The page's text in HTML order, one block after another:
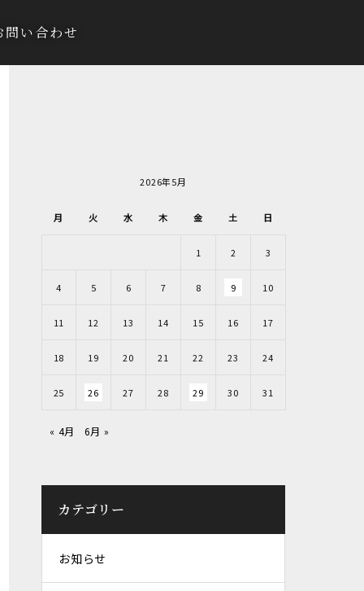
問い合わせ
2026年5月
月 火 水 木 金 土 日
1 2 3
4 5 6 7 8 9 10
11 12 13 14 15 16 17
18 19 20 21 22 23 24
25 26 27 28 29 30 31
« 4月 6月 »
カテゴリー
お知らせ